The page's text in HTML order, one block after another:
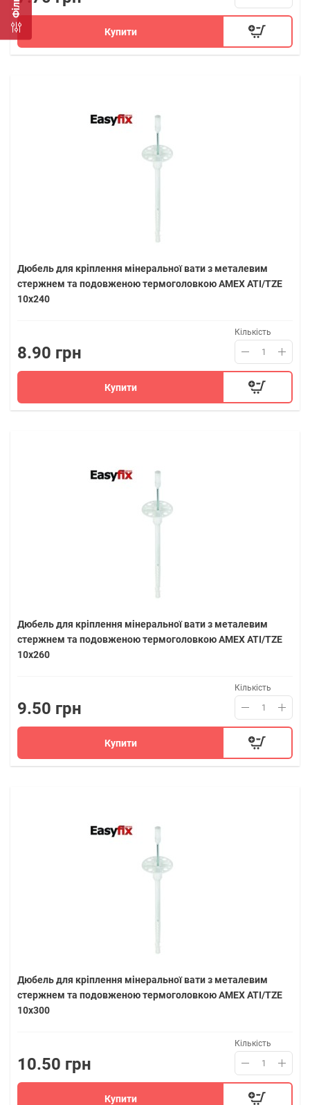
Купити
Дюбель для кріплення мінеральної вати з металевим
стержнем та подовженою термоголовкою AMEX ATI/TZE
10х240
8.90 грн
Кількість
Купити
Дюбель для кріплення мінеральної вати з металевим
стержнем та подовженою термоголовкою AMEX ATI/TZE
10х260
9.50 грн
Кількість
Купити
Дюбель для кріплення мінеральної вати з металевим
стержнем та подовженою термоголовкою AMEX ATI/TZE
10х300
10.50 грн
Кількість
Купити